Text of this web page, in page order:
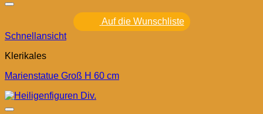
Auf die Wunschliste
Schnellansicht
Klerikales
Marienstatue Groß H 60 cm